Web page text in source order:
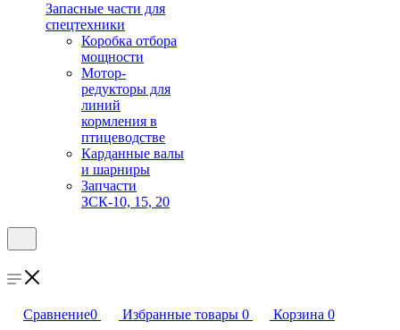
Запасные части для
спецтехники
Коробка отбора
мощности
Мотор-
редукторы для
линий
кормления в
птицеводстве
Карданные валы
и шарниры
Запчасти
ЗСК-10, 15, 20
Сравнение0 Избранные товары 0 Корзина 0